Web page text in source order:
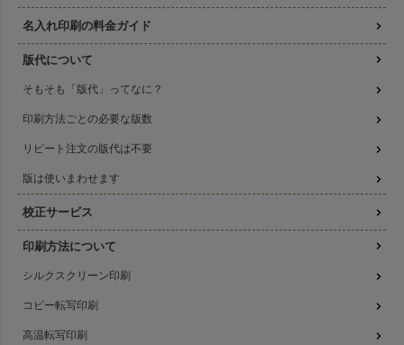
名入れ印刷の料金ガイド
版代について
そもそも「版代」ってなに？
印刷方法ごとの必要な版数
リピート注文の版代は不要
版は使いまわせます
校正サービス
印刷方法について
シルクスクリーン印刷
コピー転写印刷
高温転写印刷